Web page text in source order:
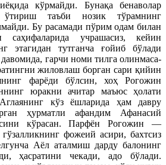
кўрмайди. Бунақа бенаволар
таъби нозик тўрамнинг
Бу расамади пўрим одам билан
саҳифаларида учрашасиз, кейин
этагидан тутганча ғойиб бўлади
гарчи номи тилга олинмаса-
жиловлаш борган сари қийин
фарёди бўлсин, хоҳ Рогожин
юракни ачитар маъюс ҳолати
кўз ёшларида ҳам давру
ҳурматли афандим Афанасий
кўрасан. Парфён Рогожин —
фожеий асири, бахтсиз
Аёл аталмиш дарду балонинг
ҳасратини чекади, адо бўлади.